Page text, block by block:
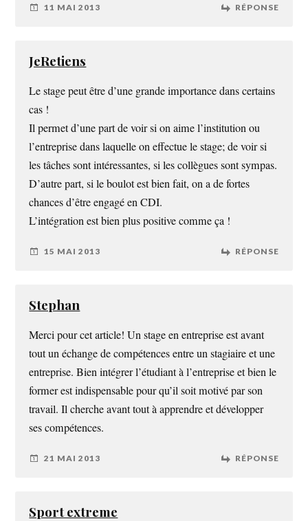
11 MAI 2013 RÉPONSE
JeRetiens
Le stage peut être d’une grande importance dans certains
cas !
Il permet d’une part de voir si on aime l’institution ou
l’entreprise dans laquelle on effectue le stage; de voir si
les tâches sont intéressantes, si les collègues sont sympas.
D’autre part, si le boulot est bien fait, on a de fortes
chances d’être engagé en CDI.
L’intégration est bien plus positive comme ça !
15 MAI 2013 RÉPONSE
Stephan
Merci pour cet article! Un stage en entreprise est avant
tout un échange de compétences entre un stagiaire et une
entreprise. Bien intégrer l’étudiant à l’entreprise et bien le
former est indispensable pour qu’il soit motivé par son
travail. Il cherche avant tout à apprendre et développer
ses compétences.
21 MAI 2013 RÉPONSE
Sport extreme